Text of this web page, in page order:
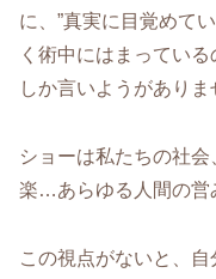
に、”真実に目覚めて
く術中にはまっている
しか言いようがありま
ショーは私たちの社
楽…あらゆる人間の営
この視点がないと、